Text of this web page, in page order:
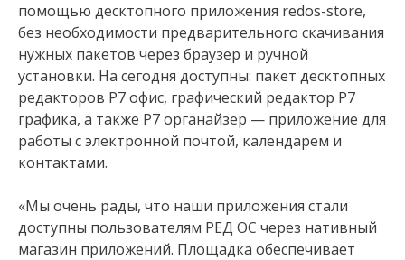
помощью десктопного приложения redos-store,
без необходимости предварительного скачивания
нужных пакетов через браузер и ручной
установки. На сегодня доступны: пакет десктопных
редакторов Р7 офис, графический редактор Р7
графика, а также Р7 органайзер — приложение для
работы с электронной почтой, календарем и
контактами.
«Мы очень рады, что наши приложения стали
доступны пользователям РЕД ОС через нативный
магазин приложений. Площадка обеспечивает